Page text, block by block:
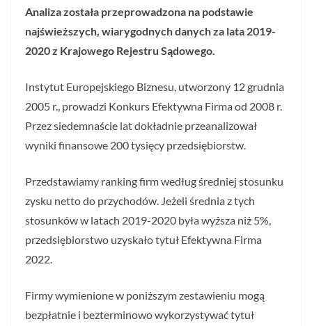
Analiza została przeprowadzona na podstawie
najświeższych, wiarygodnych danych za lata 2019-
2020 z Krajowego Rejestru Sądowego.
Instytut Europejskiego Biznesu, utworzony 12 grudnia
2005 r., prowadzi Konkurs Efektywna Firma od 2008 r.
Przez siedemnaście lat dokładnie przeanalizował
wyniki finansowe 200 tysięcy przedsiębiorstw.
Przedstawiamy ranking firm według średniej stosunku
zysku netto do przychodów. Jeżeli średnia z tych
stosunków w latach 2019-2020 była wyższa niż 5%,
przedsiębiorstwo uzyskało tytuł Efektywna Firma
2022.
Firmy wymienione w poniższym zestawieniu mogą
bezpłatnie i bezterminowo wykorzystywać tytuł